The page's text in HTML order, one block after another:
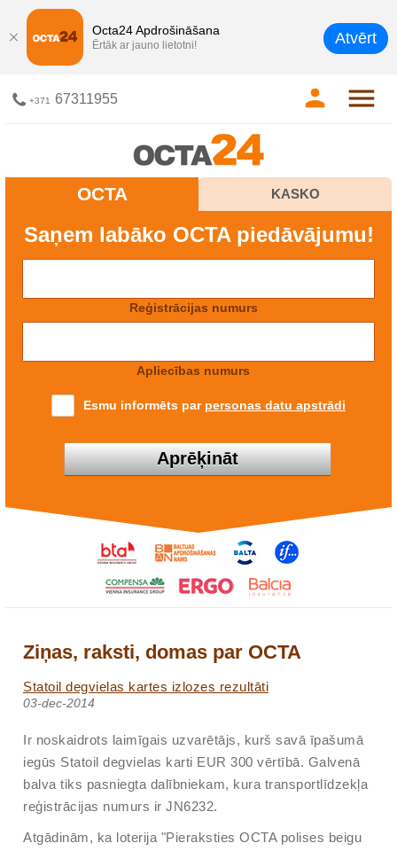
Octa24 Apdrošināšana
Ērtāk ar jauno lietotni! Atvērt
+371 67311955
OCTA KASKO
Saņem labāko OCTA piedāvājumu!
Reģistrācijas numurs
Apliecības numurs
Esmu informēts par personas datu apstrādi
Aprēķināt
Ziņas, raksti, domas par OCTA
Statoil degvielas kartes izlozes rezultāti
03-dec-2014
Ir noskaidrots laimīgais uzvarētājs, kurš savā īpašumā
iegūs Statoil degvielas karti EUR 300 vērtībā. Galvenā
balva tiks pasniegta dalībniekam, kura transportlīdzekļa
reģistrācijas numurs ir JN6232.
Atgādinām, ka loterija "Pieraksties OCTA polises beigu